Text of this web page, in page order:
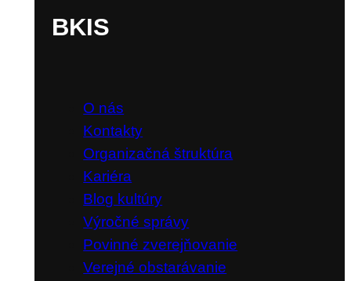
BKIS
O nás
Kontakty
Organizačná štruktúra
Kariéra
Blog kultúry
Výročné správy
Povinné zverejňovanie
Verejné obstarávanie